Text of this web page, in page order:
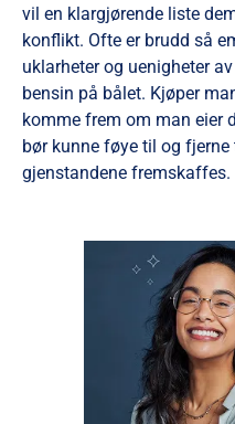
vil en klargjørende liste
konflikt. Ofte er brudd så
uklarheter og uenigheter
bensin på bålet. Kjøper
komme frem om man eier
bør kunne føye til og
gjenstandene fremskaffes.